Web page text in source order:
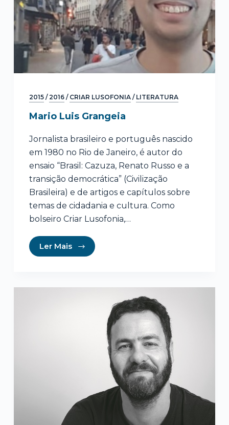
2015/ 2016/ CRIAR LUSOFONIA/ LITERATURA
Mario Luis Grangeia
Jornalista brasileiro e português nascido
em 1980 no Rio de Janeiro, é autor do
ensaio “Brasil: Cazuza, Renato Russo e a
transição democrática” (Civilização
Brasileira) e de artigos e capítulos sobre
temas de cidadania e cultura. Como
bolseiro Criar Lusofonia,…
Ler Mais